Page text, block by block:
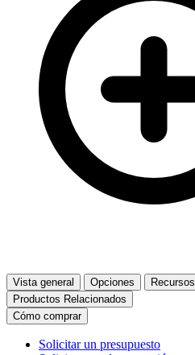
Vista general Opciones Recursos
Productos Relacionados
Cómo comprar
Solicitar un presupuesto